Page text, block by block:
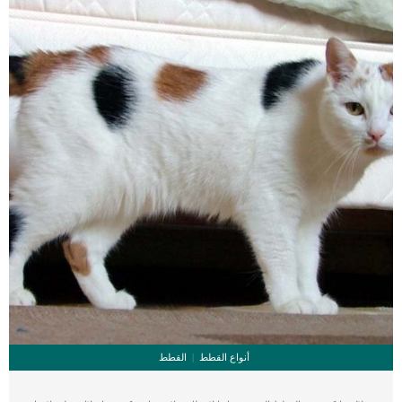
تغييرات في القلب. _المرحلة الثانية,يعاني الكلب […]
أنواع القطط القطط